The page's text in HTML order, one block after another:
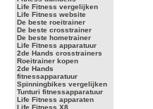
Life Fitness vergelijken
Life Fitness website
De beste roeitrainer
De beste crosstrainer
De beste hometrainer
Life Fitness apparatuur
2de Hands crosstrainers
Roeitrainer kopen
2de Hands
fitnessapparatuur
Spinningbikes vergelijken
Tunturi fitnessapparatuur
Life Fitness apparaten
Life Fitness X8